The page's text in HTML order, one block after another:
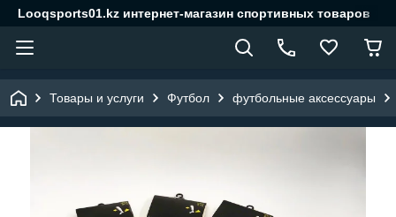
Looqsports01.kz интернет-магазин спортивных товаров
Товары и услуги Футбол футбольные аксессуары